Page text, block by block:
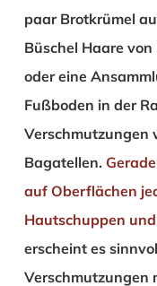
paar Brotkrümel
Büschel Haare
oder eine
Fußboden in der
Verschmutzungen
Bagatellen.
auf Oberflächen
Hautschuppen
erscheint es
Verschmutzungen